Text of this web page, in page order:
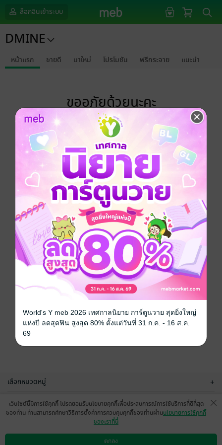
ล็อกอินเข้าระบบ
DMINE
หน้าแรก ขายดี มาใหม่ โปรโมชัน ฟรีกระจาย แนะนำ
ขออภัยด้วยนะคะ
ไม่พบข้อมูลในหัวข้อที่คุณกำลังชมค่ะ
เลือกหมวดหมู่ +
บริการช่วยเหลือ +
เว็บไซต์นี้มีการใช้คุกกี้ โปรดยอมรับนโยบายคุกกี้เพื่อประสบการณ์การใช้บริการที่ดีที่สุด
ของท่าน ท่านสามารถศึกษาวิธีการตั้งค่าการควบคุมคุกกี้ของท่านผ่านนโยบายการใช้คุกกี้
ของเราที่นี่
ตกลง
World's Y meb 2026 เทศกาลนิยาย การ์ตูนวาย สุดยิ่งใหญ่
แห่งปี ลดสุดฟิน สูงสุด 80% ตั้งแต่วันที่ 31 ก.ค. - 16 ส.ค.
69